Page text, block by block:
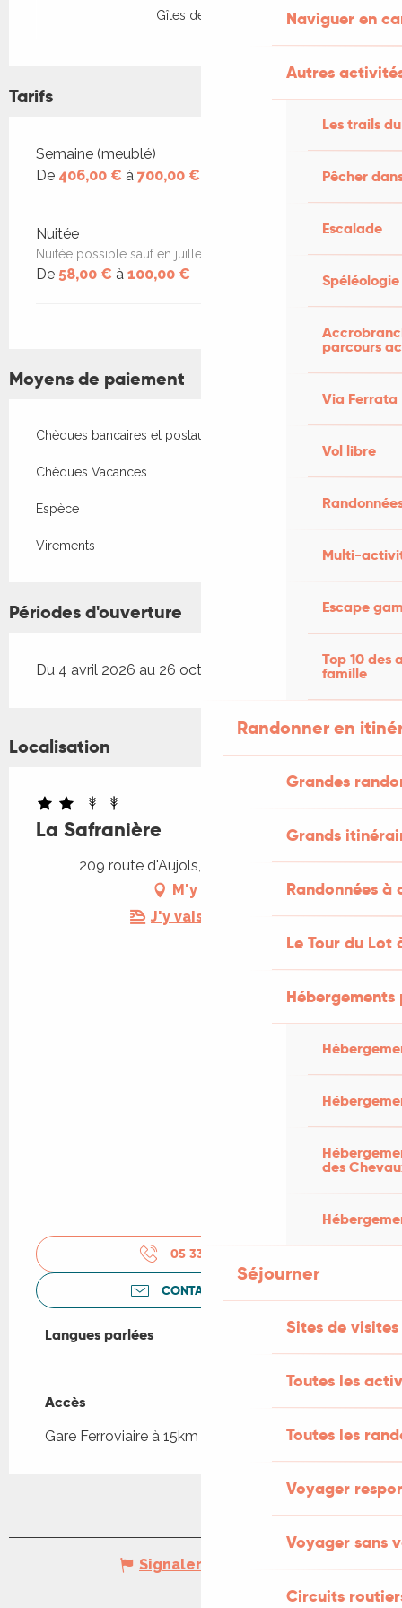
Naviguer en
Autres
Les trails
Pêcher
Escalade
Spéléologie
parcours
Via Ferrata
Vol libre
Multi-
Escape
Top 10 des
famille
Randonner en
Grandes
Grands
Randonnées
Le Tour du Lot
des
Séjourner
Sites de visites
Toutes les
Toutes les
Voyager
Voyager sans
Circuits
Gîtes de France
Tarifs
Tarifs 2026
Semaine (meublé)
De 406,00 € à 700,00 €
Nuitée
Nuitée possible sauf en juillet - août
De 58,00 € à 100,00 €
Moyens de paiement
Chèques bancaires et postaux
Chèques Vacances
Espèce
Virements
Périodes d'ouverture
Du 4 avril 2026 au 26 octobre 2026
Localisation
La Safranière
209 route d'Aujols, 46230 Laburgade
M'y rendre
J'y vais en train !
05 33 09 27
CONTACTEZ-NOUS
Langues parlées
Langues parlées
Accès
Accès
Gare Ferroviaire à 15km
Signaler une erreur